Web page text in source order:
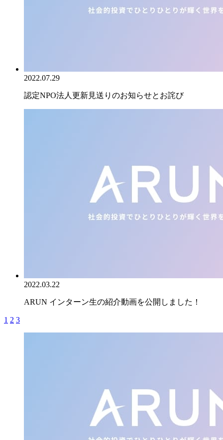
2022.07.29
認定NPO法人更新見送りのお知らせとお詫び
2022.03.22
ARUN インターン生の紹介動画を公開しました！
1 2 3